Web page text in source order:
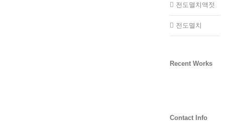
전도멸치액젓
전도멸치
Recent Works
Contact Info